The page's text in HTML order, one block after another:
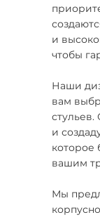
и
чтобы
Наши
вам
и
которое
вашим
Мы